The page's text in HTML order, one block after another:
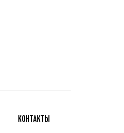
КОНТАКТЫ